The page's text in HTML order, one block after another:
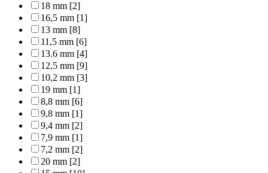
18 mm [2]
16,5 mm [1]
13 mm [8]
11,5 mm [6]
13.6 mm [4]
12,5 mm [9]
10,2 mm [3]
19 mm [1]
8,8 mm [6]
9,8 mm [1]
9,4 mm [2]
7,9 mm [1]
7,2 mm [2]
20 mm [2]